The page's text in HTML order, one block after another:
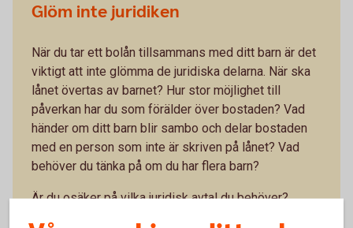
Glöm inte juridiken
När du tar ett bolån tillsammans med ditt barn är det
viktigt att inte glömma de juridiska delarna. När ska
lånet övertas av barnet? Hur stor möjlighet till
påverkan har du som förälder över bostaden? Vad
händer om ditt barn blir sambo och delar bostaden
med en person som inte är skriven på lånet? Vad
behöver du tänka på om du har flera barn?
Är du osäker på vilka juridisk avtal du behöver?